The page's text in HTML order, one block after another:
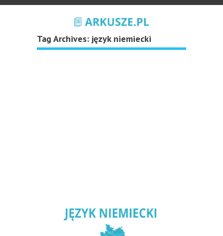
Tag Archives: język niemiecki